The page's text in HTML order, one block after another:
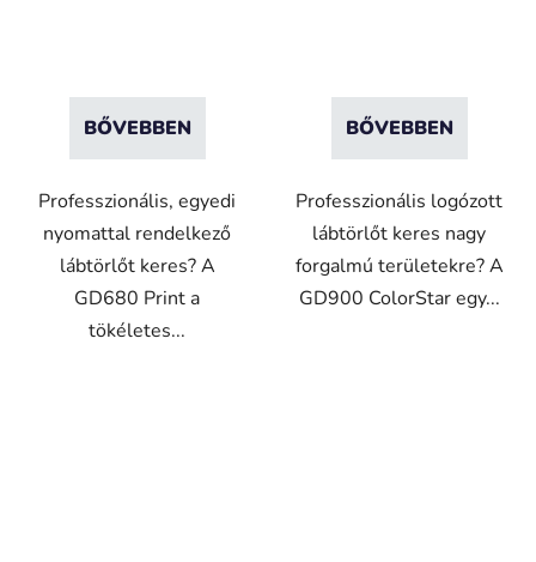
BŐVEBBEN
Professzionális, egyedi
nyomattal rendelkező
lábtörlőt keres? A
GD680 Print a
tökéletes...
BŐVEBBEN
Professzionális logózott
lábtörlőt keres nagy
forgalmú területekre? A
GD900 ColorStar egy...